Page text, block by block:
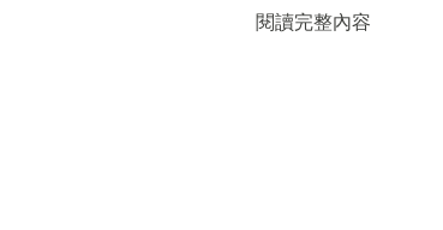
閱讀完整內容